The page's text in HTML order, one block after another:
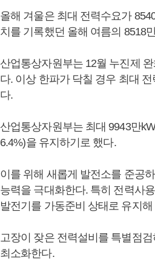
올해 겨울은 최대 전력수요가
치를 기록했던 올해 여름의 8518
산업통상자원부는 12월 누진제
다. 이상 한파가 닥칠 경우 최대
다.
산업통상자원부는 최대 9943만
6.4%)을 유지하기로 했다.
이를 위해 새롭게 발전소를 준공
능력을 극대화한다. 특히 전력사
발전기를 가동준비 상태로 유지
고장이 잦은 전력설비를 특별점
최소화한다.